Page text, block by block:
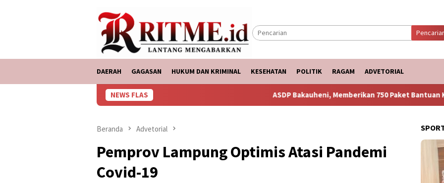
DAERAH GAGASAN HUKUM DAN KRIMINAL KESEHATAN POLITIK RAGAM ADVETORIAL
NEWS FLAS ASDP Bakauheni, Memberikan 750 Paket Bantuan Ke Korban Banjir
Beranda Advetorial
Pemprov Lampung Optimis Atasi Pandemi
Covid-19